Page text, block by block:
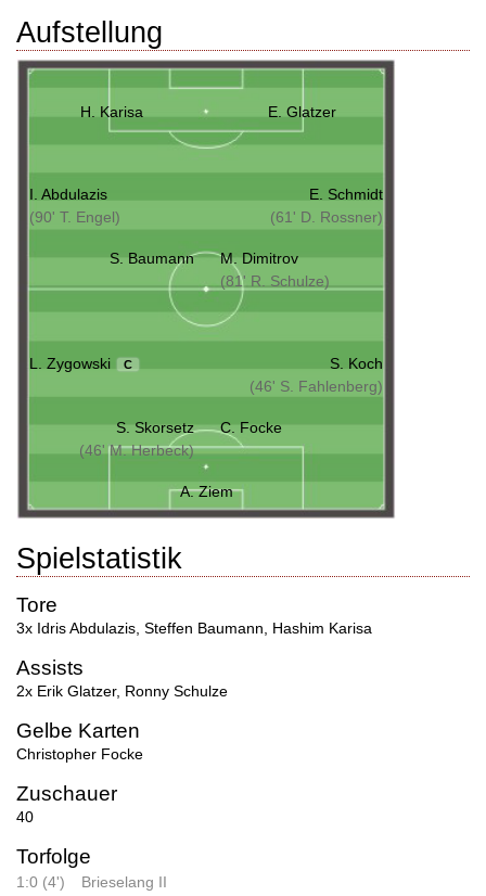
Aufstellung
H. Karisa E. Glatzer
I. Abdulazis
(90' T. Engel)
E. Schmidt
(61' D. Rossner)
S. Baumann
M. Dimitrov
(81' R. Schulze)
L. Zygowski C
S. Koch
(46' S. Fahlenberg)
S. Skorsetz
(46' M. Herbeck)
C. Focke
A. Ziem
Spielstatistik
Tore
3x Idris Abdulazis Steffen Baumann Hashim Karisa
Assists
2x Erik Glatzer, Ronny Schulze
Gelbe Karten
Christopher Focke
Zuschauer
40
Torfolge
1:0 (4')
Brieselang II